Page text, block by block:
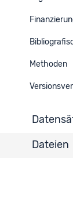
Methoden
Dateien